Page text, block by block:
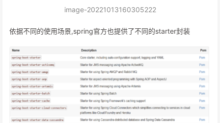
image-20221013160305222
依据不同的使用场景,spring官方也提供了不同的starter封装